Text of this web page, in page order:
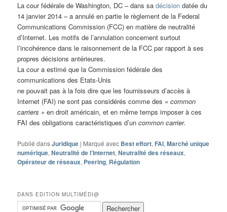
La cour fédérale de Washington, DC – dans sadécision datée du
14 janvier 2014 – a annulé en partie le règlement de la Federal
Communications Commission (FCC) en matière de neutralité
d’Internet. Les motifs de l’annulation concernent surtout
l’incohérence dans le raisonnement de la FCC par rapport à ses
propres décisions antérieures.
La cour a estimé que la Commission fédérale des
communications des Etats-Unis
ne pouvait pas à la fois dire que les fournisseurs d’accès à
Internet (FAI) ne sont pas considérés comme des « common
carriers » en droit américain, et en même temps imposer à ces
FAI des obligations caractéristiques d’uncommon carrier.
Publié dansJuridique | Marqué avec Best effort, FAI,Marché unique
numérique,Neutralité de l’Internet,Neutralité des réseaux,
Opérateur de réseaux, Peering, Régulation
DANS EDITION MULTIMÉDI@